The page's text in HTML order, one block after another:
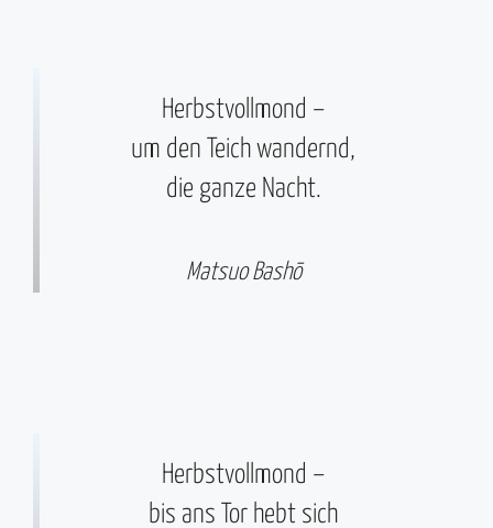
Herbstvollmond –
um den Teich wandernd,
die ganze Nacht.
Matsuo Bashō
Herbstvollmond –
bis ans Tor hebt sich